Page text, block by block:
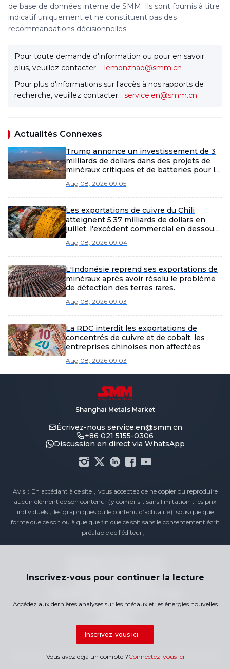
de base de données interne de SMM. Ils sont fournis à titre
indicatif uniquement et ne constituent pas des
recommandations décisionnelles.
Pour toute demande d'information ou pour en savoir
plus, veuillez contacter : lemonzhao@smm.cn
Pour plus d'informations sur l'accès à nos rapports de
recherche, veuillez contacter : service.en@smm.cn
Actualités Connexes
Trump annonce un investissement de 3
milliards de dollars dans des projets de
minéraux critiques et de batteries pour la
Aug 08, 2026 09:05
Les exportations de cuivre du Chili
atteignent 5,37 milliards de dollars en
juillet, l'excédent commercial en dessous
Aug 08, 2026 09:04
L'Indonésie reprend ses exportations de
minéraux après avoir résolu le problème
de détection des terres rares.
Aug 08, 2026 09:03
La RDC interdit les exportations de
concentrés de cuivre et de cobalt, les
entreprises chinoises non affectées
Aug 08, 2026 09:03
Inscrivez-vous pour continuer la lecture
Accédez aux dernières analyses sur les métaux et les énergies nouvelles
Inscrivez-vous ici
Vous avez déjà un compte ?Connectez-vous ici
Shanghai Metals Market
Écrivez-nous service.en@smm.cn
+86 021 5155-0306
Discussion en direct via WhatsApp
Avis：En accédant à ce site，vous acceptez de ne copier ou reproduire
aucun élément de son contenu（y compris，sans limitation，les prix
individuels，les graphiques ou le contenu d’actualité）sous quelque
forme que ce soit ou à quelque fin que ce soit sans le consentement écrit
préalable de l’éditeur。
Politique de confidentialité
Conditions générales
Contactez-nous
Plan du site
Copyright © 2026 SMM Information & Technology Co., Ltd. Tous droits